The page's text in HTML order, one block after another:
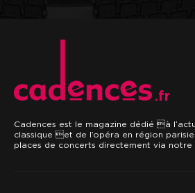
.fr
Cadences est le magazine dédié à
classique et de l’opéra en région
places de concerts directement via notre